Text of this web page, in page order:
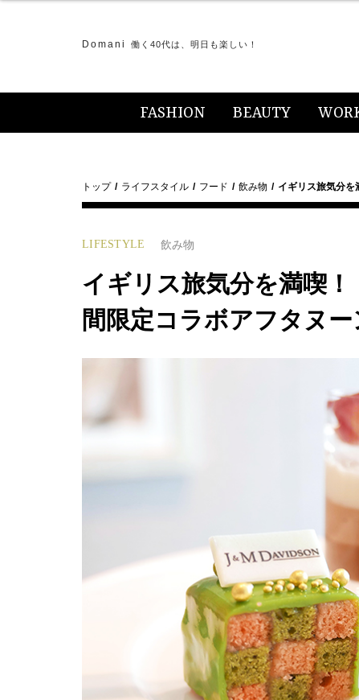
Domani 働く40代は、明日も楽しい！
FASHION BEAUTY
トップ ライフスタイル フード 飲み物 イギリス旅気分
LIFESTYLE 飲み物
イギリス旅気分を満喫
間限定コラボアフタヌ